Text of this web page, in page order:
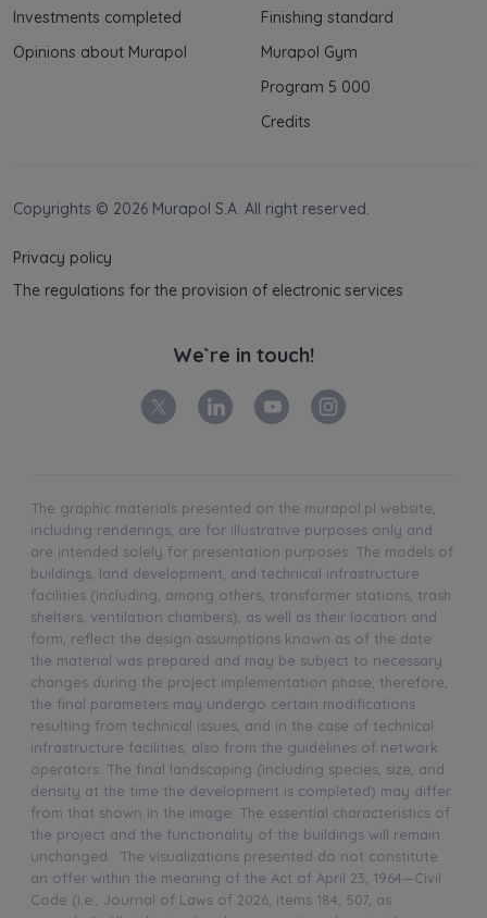
Investments completed
Opinions about Murapol
Finishing standard
Murapol Gym
Program 5 000
Credits
Copyrights © 2026 Murapol S.A. All right reserved.
Privacy policy
The regulations for the provision of electronic services
We`re in touch!
The graphic materials presented on the murapol.pl website,
including renderings, are for illustrative purposes only and
are intended solely for presentation purposes. The models of
buildings, land development, and technical infrastructure
facilities (including, among others, transformer stations, trash
shelters, ventilation chambers), as well as their location and
form, reflect the design assumptions known as of the date
the material was prepared and may be subject to necessary
changes during the project implementation phase; therefore,
the final parameters may undergo certain modifications
resulting from technical issues, and in the case of technical
infrastructure facilities, also from the guidelines of network
operators. The final landscaping (including species, size, and
density at the time the development is completed) may differ
from that shown in the image. The essential characteristics of
the project and the functionality of the buildings will remain
unchanged. The visualizations presented do not constitute
an offer within the meaning of the Act of April 23, 1964—Civil
Code (i.e., Journal of Laws of 2026, items 184, 507, as